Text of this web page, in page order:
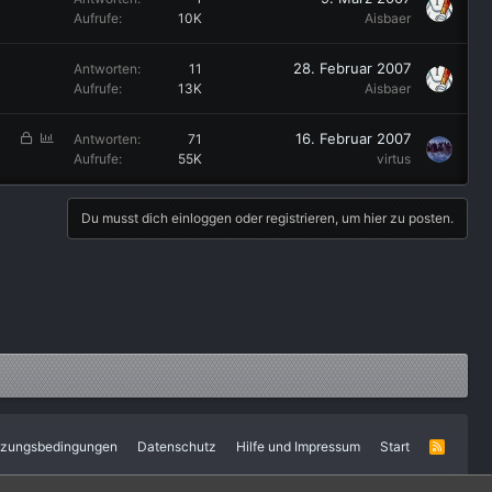
Aufrufe
10K Aisbaer
Antworten
11
Aufrufe
13K
28. Februar 2007
Aisbaer
G
Antworten
71
Aufrufe
55K
16. Februar 2007
virtus
Du musst dich einloggen oder registrieren, um hier zu posten.
Datenschutz Hilfe und Impressum Start
R
S